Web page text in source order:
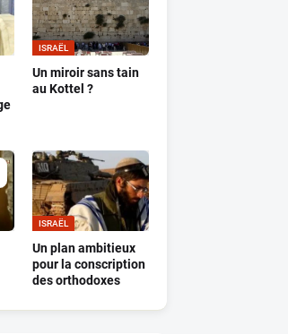
ISRAËL
Un miroir sans tain
au Kottel ?
ISRAËL
Un plan ambitieux
pour la conscription
des orthodoxes